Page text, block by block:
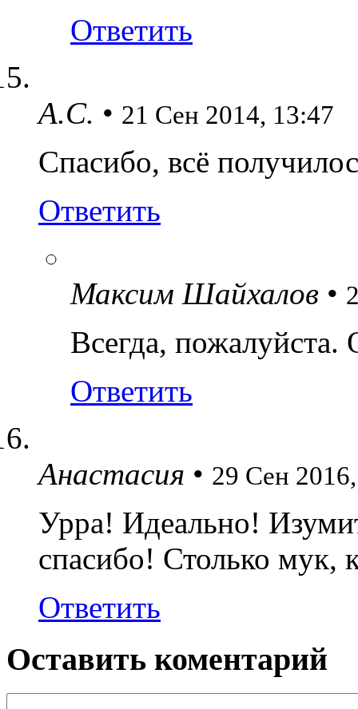
Ответить
А.С. • 21 Сен 2014, 13:47
Спасибо, всё
Ответить
Максим Шайхалов •
Всегда, пожалуйста.
Ответить
Анастасия • 29 Сен
Урра! Идеально!
спасибо! Столько мук,
Ответить
Оставить коментарий